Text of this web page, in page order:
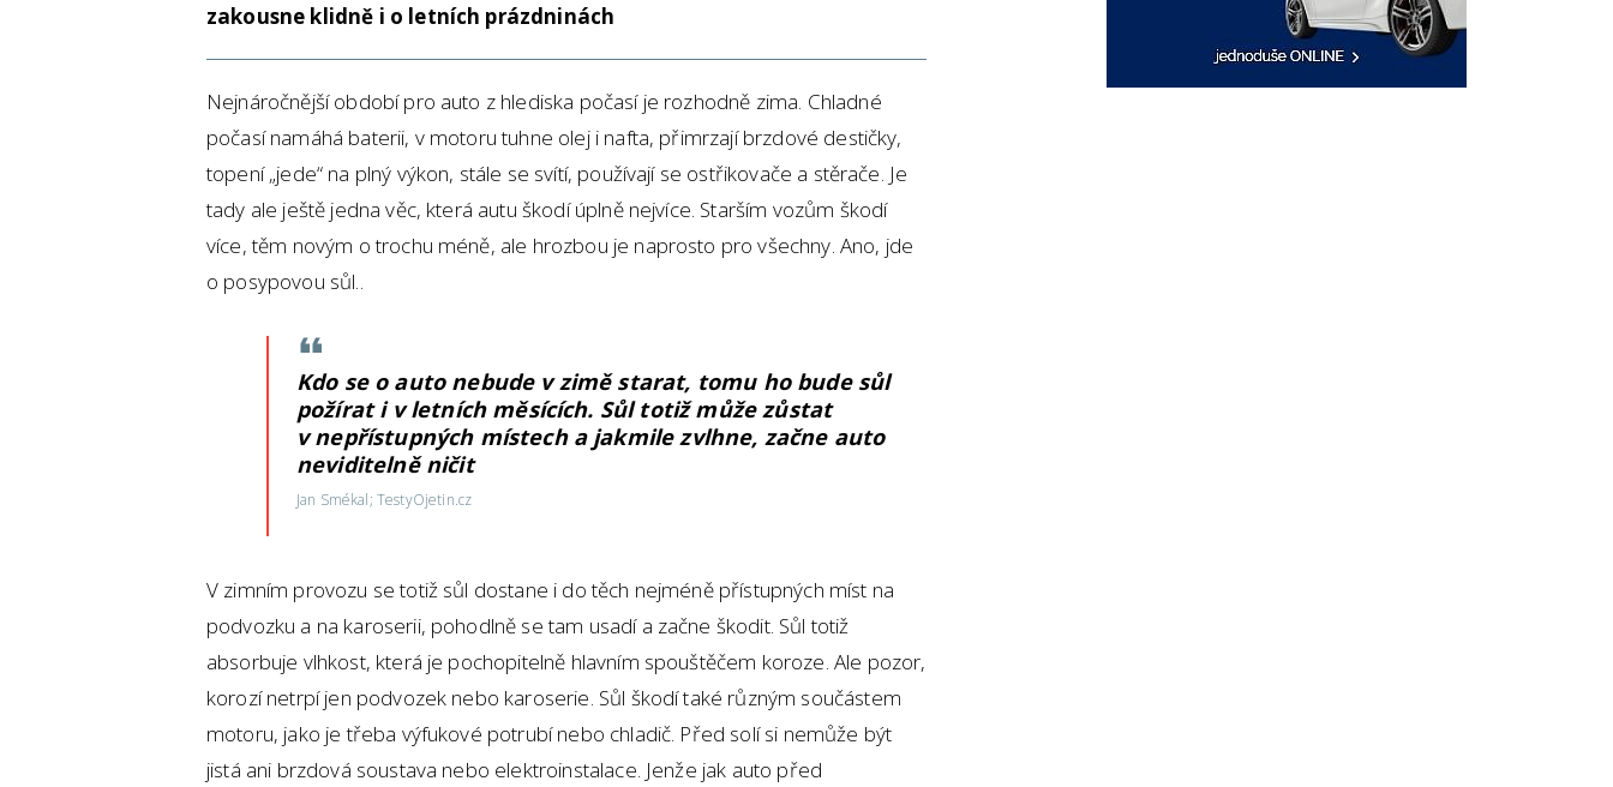
zakousne klidně i o letních prázdninách
Nejnáročnější období pro auto z hlediska počasí je rozhodně zima. Chladné
počasí namáhá baterii, v motoru tuhne olej i nafta, přimrzají brzdové destičky,
topení „jede“ na plný výkon, stále se svítí, používají se ostřikovače a stěrače. Je
tady ale ještě jedna věc, která autu škodí úplně nejvíce. Starším vozům škodí
více, těm novým o trochu méně, ale hrozbou je naprosto pro všechny. Ano, jde
o posypovou sůl..
Kdo se o auto nebude v zimě starat, tomu ho bude sůl
požírat i v letních měsících. Sůl totiž může zůstat
v nepřístupných místech a jakmile zvlhne, začne auto
neviditelně ničit
Jan Smékal; TestyOjetin.cz
V zimním provozu se totiž sůl dostane i do těch nejméně přístupných míst na
podvozku a na karoserii, pohodlně se tam usadí a začne škodit. Sůl totiž
absorbuje vlhkost, která je pochopitelně hlavním spouštěčem koroze. Ale pozor,
korozí netrpí jen podvozek nebo karoserie. Sůl škodí také různým součástem
motoru, jako je třeba výfukové potrubí nebo chladič. Před solí si nemůže být
jistá ani brzdová soustava nebo elektroinstalace. Jenže jak auto před